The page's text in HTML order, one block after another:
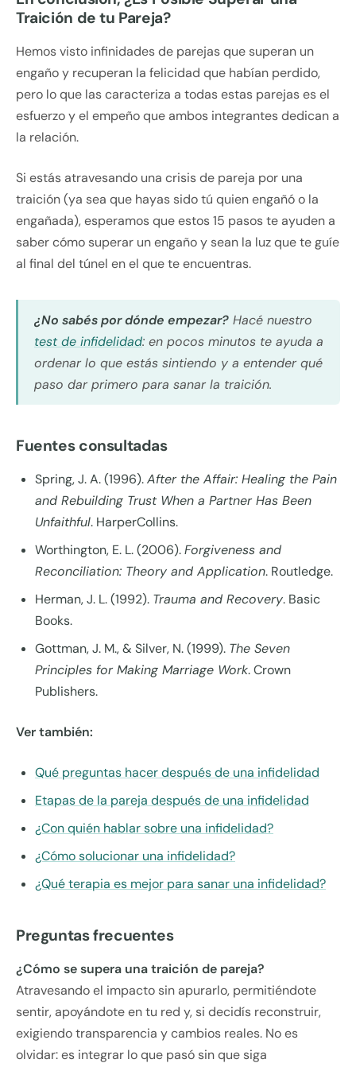
Traición de tu Pareja?
Hemos visto infinidades de parejas que superan un
engaño y recuperan la felicidad que habían perdido,
pero lo que las caracteriza a todas estas parejas es el
esfuerzo y el empeño que ambos integrantes dedican a
la relación.
Si estás atravesando una crisis de pareja por una
traición (ya sea que hayas sido tú quien engañó o la
engañada), esperamos que estos 15 pasos te ayuden a
saber cómo superar un engaño y sean la luz que te guíe
al final del túnel en el que te encuentras.
¿No sabés por dónde empezar? Hacé nuestro
test de infidelidad: en pocos minutos te ayuda a
ordenar lo que estás sintiendo y a entender qué
paso dar primero para sanar la traición.
Fuentes consultadas
Spring, J. A. (1996).After the Affair: Healing the Pain
and Rebuilding Trust When a Partner Has Been
Unfaithful. HarperCollins.
Worthington, E. L. (2006).Forgiveness and
Reconciliation: Theory and Application. Routledge.
Herman, J. L. (1992). Trauma and Recovery. Basic
Books.
Gottman, J. M., & Silver, N. (1999). The Seven
Principles for Making Marriage Work. Crown
Publishers.
Ver también:
Qué preguntas hacer después de una infidelidad
Etapas de la pareja después de una infidelidad
¿Con quién hablar sobre una infidelidad?
¿Cómo solucionar una infidelidad?
¿Qué terapia es mejor para sanar una infidelidad?
Preguntas frecuentes
¿Cómo se supera una traición de pareja?
Atravesando el impacto sin apurarlo, permitiéndote
sentir, apoyándote en tu red y, si decidís reconstruir,
exigiendo transparencia y cambios reales. No es
olvidar: es integrar lo que pasó sin que siga